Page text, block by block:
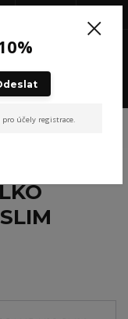
V02 SLIM RACER
pro účely registrace.